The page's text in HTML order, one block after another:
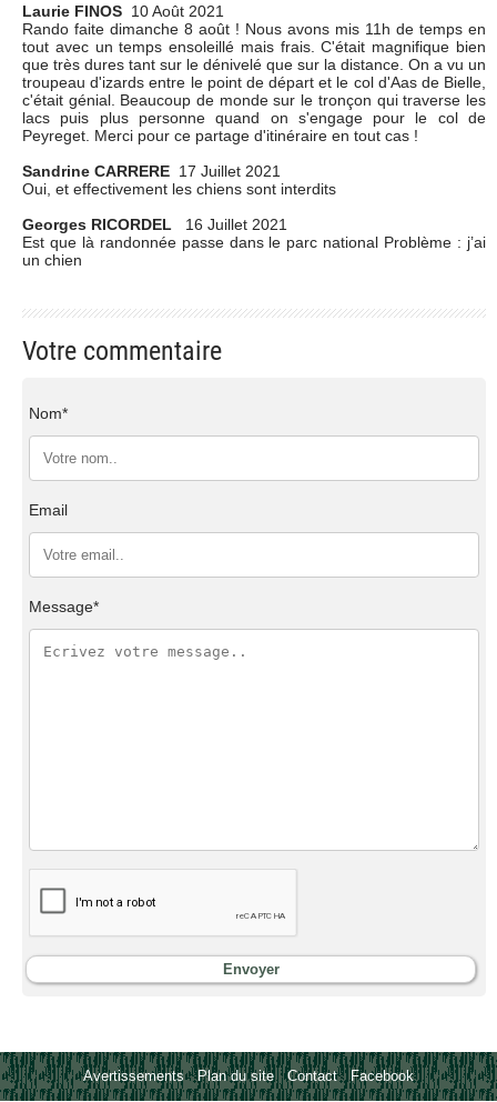
Laurie FINOS 10 Août 2021
Rando faite dimanche 8 août ! Nous avons mis 11h de temps en
tout avec un temps ensoleillé mais frais. C'était magnifique bien
que très dures tant sur le dénivelé que sur la distance. On a vu un
troupeau d'izards entre le point de départ et le col d'Aas de Bielle,
c'était génial. Beaucoup de monde sur le tronçon qui traverse les
lacs puis plus personne quand on s'engage pour le col de
Peyreget. Merci pour ce partage d'itinéraire en tout cas !
Sandrine CARRERE 17 Juillet 2021
Oui, et effectivement les chiens sont interdits
Georges RICORDEL
16 Juillet 2021
Est que là randonnée passe dans le parc national Problème : j’ai
un chien
Votre commentaire
Nom*
Email
Message*
Avertissements-Plan du site -Contact- Facebook